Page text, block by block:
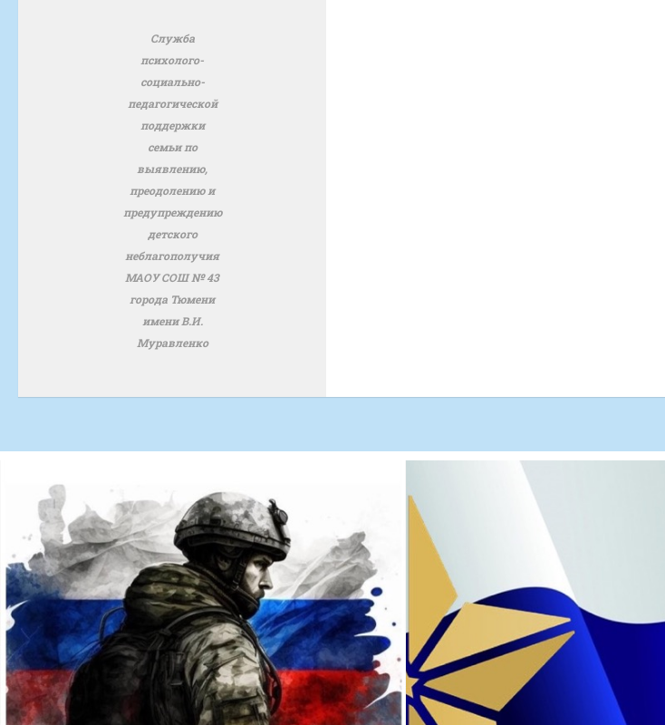
Служба
психолого-
социально-
педагогической
поддержки
семьи по
выявлению,
преодолению и
предупреждению
детского
неблагополучия
МАОУ СОШ № 43
города Тюмени
имени В.И.
Муравленко